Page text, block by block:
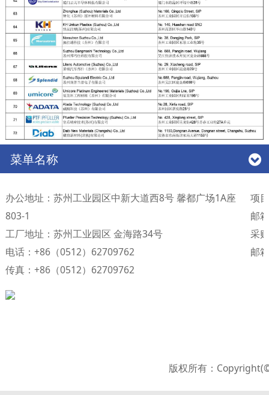
菜单名称
办公地址：苏州工业园区中新大道西8号 馨都广场1A座
803-1
工厂地址：苏州工业园区 金海路34号
电话：+86（0512）62709762
传真：+86（0512）62709762
项
邮
采
邮
版权所有：